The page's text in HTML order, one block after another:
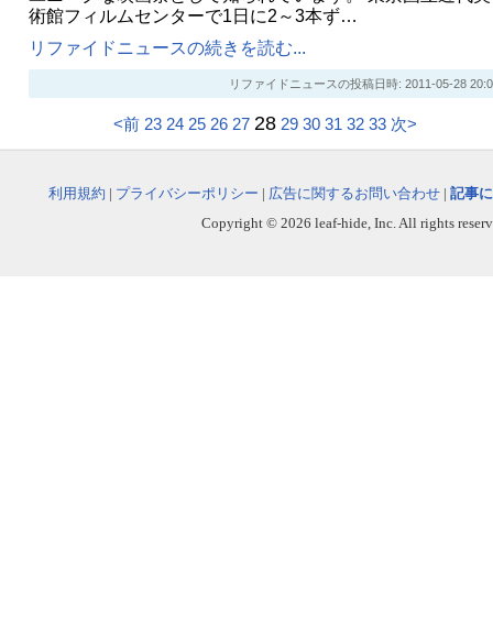
術館フィルムセンターで1日に2～3本ず…
リファイドニュースの続きを読む...
リファイドニュースの投稿日時: 2011-05-28
<前 23 24 25 26 27 28 29 30 31 32 33 次>
利用規約 | プライバシーポリシー | 広告に関するお問い合わせ | 記事
Copyright © 2026 leaf-hide, Inc. All rights